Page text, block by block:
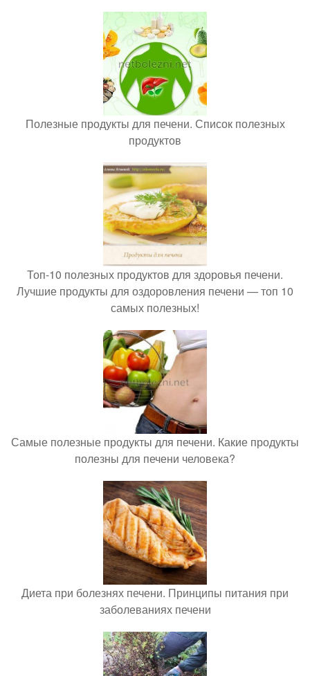
Полезные продукты для печени. Список полезных
продуктов
Топ-10 полезных продуктов для здоровья печени.
Лучшие продукты для оздоровления печени — топ 10
самых полезных!
Самые полезные продукты для печени. Какие продукты
полезны для печени человека?
Диета при болезнях печени. Принципы питания при
заболеваниях печени